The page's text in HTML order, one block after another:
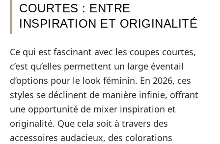
COURTES : ENTRE
INSPIRATION ET ORIGINALITÉ
Ce qui est fascinant avec les coupes courtes,
c’est qu’elles permettent un large éventail
d’options pour le look féminin. En 2026, ces
styles se déclinent de manière infinie, offrant
une opportunité de mixer inspiration et
originalité. Que cela soit à travers des
accessoires audacieux, des colorations